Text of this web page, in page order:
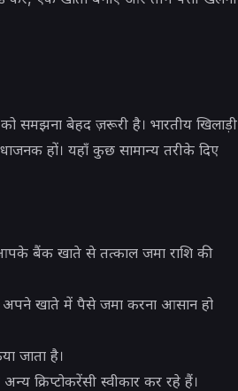
समझना बेहद ज़रूरी है। भारतीय खिलाड़ी
हों। यहाँ कुछ सामान्य तरीके दिए
बैंक खाते से तत्काल जमा राशि की
अपने खाते में पैसे जमा करना आसान हो
जाता है।
क्रिप्टोकरेंसी स्वीकार कर रहे हैं।